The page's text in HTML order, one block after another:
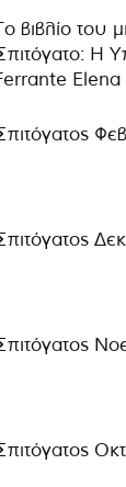
βιβλίο του
Η
Elena